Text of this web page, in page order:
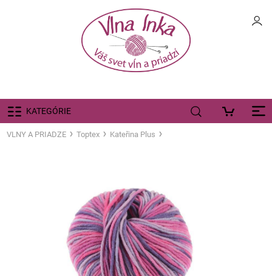
KATEGÓRIE
VLNY A PRIADZE Toptex Kateřina Plus